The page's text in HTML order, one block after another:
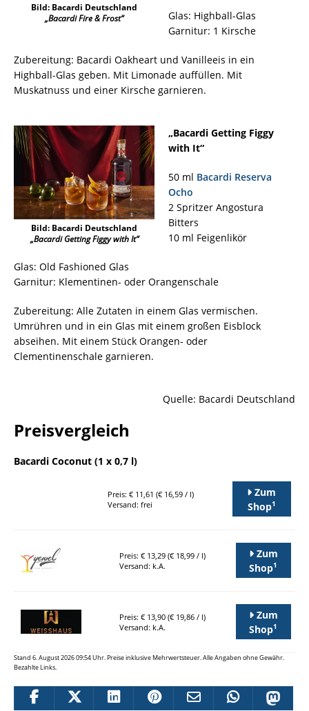
Bild: Bacardi Deutschland
„Bacardi Fire & Frost“
Glas: Highball-Glas
Garnitur: 1 Kirsche
Zubereitung: Bacardi Oakheart und Vanilleeis in ein
Highball-Glas geben. Mit Limonade auffüllen. Mit
Muskatnuss und einer Kirsche garnieren.
Bild: Bacardi Deutschland
„Bacardi Getting Figgy with It“
„Bacardi Getting Figgy
with It“
50 ml Bacardi Reserva
Ocho
2 Spritzer Angostura
Bitters
10 ml Feigenlikör
Glas: Old Fashioned Glas
Garnitur: Klementinen- oder Orangenschale
Zubereitung: Alle Zutaten in einem Glas vermischen.
Umrühren und in ein Glas mit einem großen Eisblock
abseihen. Mit einem Stück Orangen- oder
Clementinenschale garnieren.
Quelle: Bacardi Deutschland
Preisvergleich
Bacardi Coconut (1 x 0,7 l)
Preis: € 11,61 (€ 16,59 / l)
Versand: frei
Zum
Shop1
Preis: € 13,29 (€ 18,99 / l)
Versand: k.A.
Zum
Shop1
Preis: € 13,90 (€ 19,86 / l)
Versand: k.A.
Zum
Shop1
Stand 6. August 2026 09:54 Uhr. Preise inklusive Mehrwertsteuer. Alle Angaben ohne Gewähr.
Bezahlte Links.